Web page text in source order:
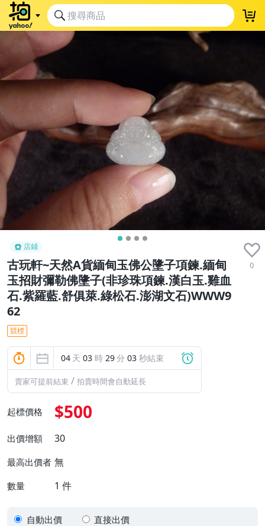
店鋪
古玩軒~天然A貨緬甸玉佛公墬子項鍊.緬甸
玉招財彌勒佛墬子(非珍珠項鍊.漢白玉.雞血
石.紫羅藍.舒俱萊.綠松石.澎湖文石)WWW9
62
0
競標
04 天 03 時 29分 02 秒結束
賣家可提前結束 / 拍賣時間會自動延長
起標價格 $500
出價增額 30
最高出價者 無
數量 1 件
自動出價 直接出價